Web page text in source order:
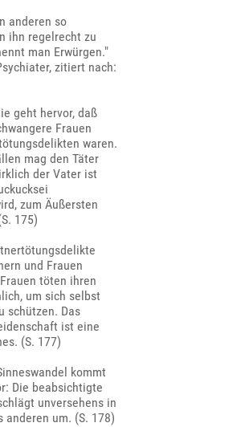
anderen so
ihn regelrecht zu
man Erwürgen."
zitiert nach:
geht hervor, daß
Frauen
waren.
mag den Täter
der Vater ist
zum Äußersten
175)
und Frauen
töten ihren
um sich selbst
schützen. Das
ist eine
(S. 177)
kommt
Die beabsichtigte
unversehens in
anderen um. (S. 178)